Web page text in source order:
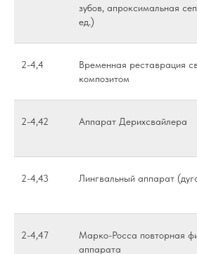
зубов, апроксимальная
ед.)
2-4,4
Временная реставрация
композитом
2-4,42 Аппарат Дерихсвайлера
2-4,43 Лингвальный аппарат
2-4,47
Марко-Росса повторная
аппарата